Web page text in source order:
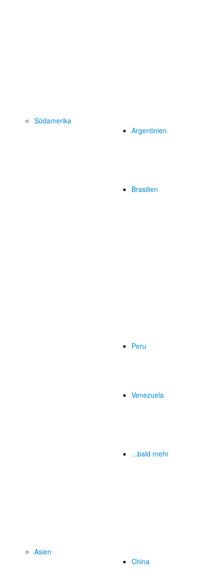
Südamerika
Argentinien
Brasilien
Peru
Venezuela
...bald mehr
Asien
China